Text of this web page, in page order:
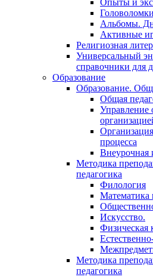
Опыты и
Альбомы.
Активные
Религиозная
Универсальный
справочники для
Образование
Образование.
Общая
Управление
процесса
Внеурочная
Методика
педагогика
Филология
Математика
Искусство.
Физическая
Методика
педагогика